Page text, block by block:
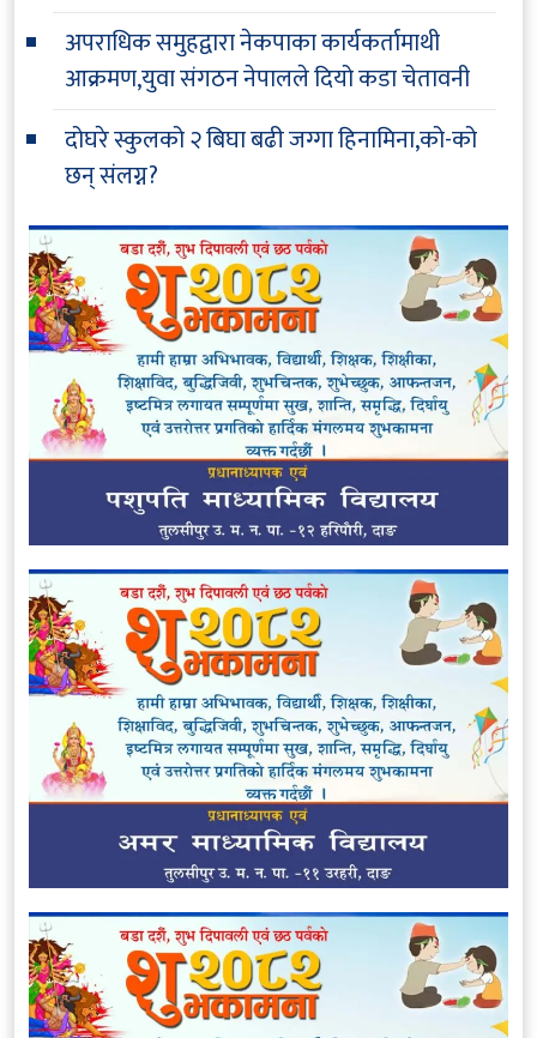
अपराधिक समुहद्वारा नेकपाका कार्यकर्तामाथी
आक्रमण,युवा संगठन नेपालले दियो कडा चेतावनी
दोघरे स्कुलको २ बिघा बढी जग्गा हिनामिना,को-को
छन् संलग्न?